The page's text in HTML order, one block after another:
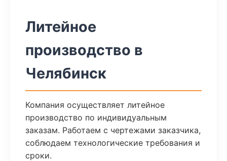
Литейное
производство в
Челябинск
Компания осуществляет литейное
производство по индивидуальным
заказам. Работаем с чертежами заказчика,
соблюдаем технологические требования и
сроки.